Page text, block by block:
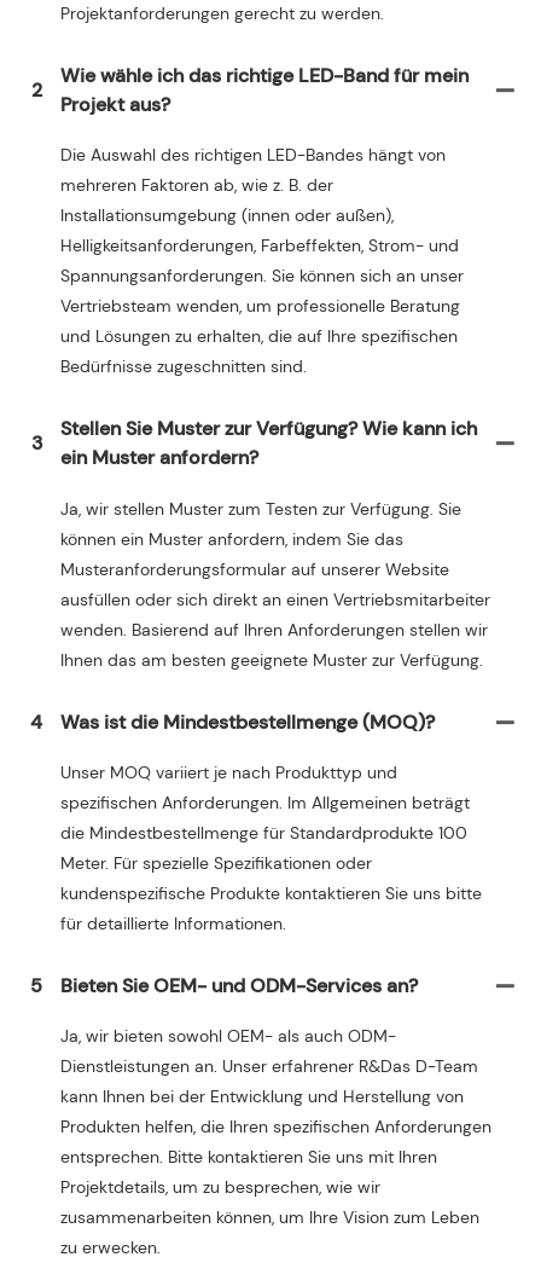
Projektanforderungen gerecht zu werden.
2
Wie wähle ich das richtige LED-Band für mein
Projekt aus?
Die Auswahl des richtigen LED-Bandes hängt von
mehreren Faktoren ab, wie z. B. der
Installationsumgebung (innen oder außen),
Helligkeitsanforderungen, Farbeffekten, Strom- und
Spannungsanforderungen. Sie können sich an unser
Vertriebsteam wenden, um professionelle Beratung
und Lösungen zu erhalten, die auf Ihre spezifischen
Bedürfnisse zugeschnitten sind.
3
Stellen Sie Muster zur Verfügung? Wie kann ich
ein Muster anfordern?
Ja, wir stellen Muster zum Testen zur Verfügung. Sie
können ein Muster anfordern, indem Sie das
Musteranforderungsformular auf unserer Website
ausfüllen oder sich direkt an einen Vertriebsmitarbeiter
wenden. Basierend auf Ihren Anforderungen stellen wir
Ihnen das am besten geeignete Muster zur Verfügung.
4 Was ist die Mindestbestellmenge (MOQ)?
Unser MOQ variiert je nach Produkttyp und
spezifischen Anforderungen. Im Allgemeinen beträgt
die Mindestbestellmenge für Standardprodukte 100
Meter. Für spezielle Spezifikationen oder
kundenspezifische Produkte kontaktieren Sie uns bitte
für detaillierte Informationen.
5 Bieten Sie OEM- und ODM-Services an?
Ja, wir bieten sowohl OEM- als auch ODM-
Dienstleistungen an. Unser erfahrener R&Das D-Team
kann Ihnen bei der Entwicklung und Herstellung von
Produkten helfen, die Ihren spezifischen Anforderungen
entsprechen. Bitte kontaktieren Sie uns mit Ihren
Projektdetails, um zu besprechen, wie wir
zusammenarbeiten können, um Ihre Vision zum Leben
zu erwecken.